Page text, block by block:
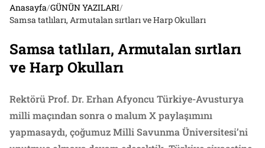
Anasayfa/GÜNÜN YAZILARI/
Samsa tatlıları, Armutalan sırtları ve Harp Okulları
Samsa tatlıları, Armutalan sırtları
ve Harp Okulları
Rektörü Prof. Dr. Erhan Afyoncu Türkiye-Avusturya
milli maçından sonra o malum X paylaşımını
yapmasaydı, çoğumuz Milli Savunma Üniversitesi’ni